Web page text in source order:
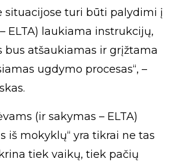
situacijose turi būti palydimi į
ELTA) laukiama instrukcijų,
bus atšaukiamas ir grįžtama
ugdymo procesas“, –
(ir sakymas – ELTA)
iš mokyklų“ yra tikrai ne tas
tiek vaikų, tiek pačių